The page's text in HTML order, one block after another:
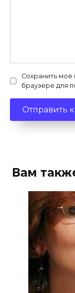
Сохранить моё
браузере для
Вам